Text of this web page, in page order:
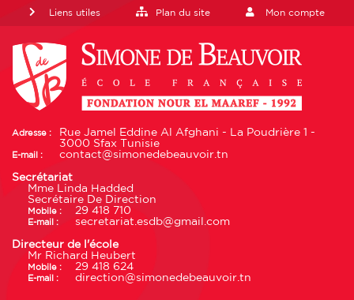
Liens utiles Plan du site Mon compte
Adresse :
Rue Jamel Eddine Al Afghani - La Poudrière 1 -
3000 Sfax Tunisie
E-mail : contact@simonedebeauvoir.tn
Secrétariat
Mme Linda Hadded
Secrétaire De Direction
Mobile : 29 418 710
E-mail : secretariat.esdb@gmail.com
Directeur de l'école
Mr Richard Heubert
Mobile : 29 418 624
E-mail : direction@simonedebeauvoir.tn